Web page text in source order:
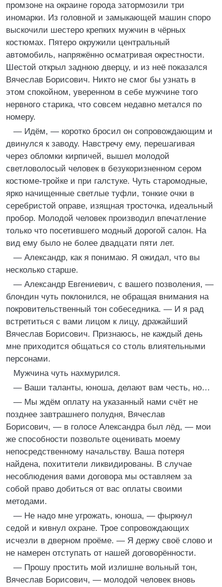
промзоне на окраине города затормозили три
иномарки. Из головной и замыкающей машин споро
выскочили шестеро крепких мужчин в чёрных
костюмах. Пятеро окружили центральный
автомобиль, напряжённо осматривая окрестности.
Шестой открыл заднюю дверцу, и из неё показался
Вячеслав Борисович. Никто не смог бы узнать в
этом спокойном, уверенном в себе мужчине того
нервного старика, что совсем недавно метался по
номеру.
— Идём, — коротко бросил он сопровождающим и
двинулся к заводу. Навстречу ему, перешагивая
через обломки кирпичей, вышел молодой
светловолосый человек в безукоризненном сером
костюме-тройке и при галстуке. Чуть старомодные,
ярко начищенные светлые туфли, тонкие очки в
серебристой оправе, изящная тросточка, идеальный
пробор. Молодой человек производил впечатление
только что посетившего модный дорогой салон. На
вид ему было не более двадцати пяти лет.
— Александр, как я понимаю. Я ожидал, что вы
несколько старше.
— Александр Евгениевич, с вашего позволения, —
блондин чуть поклонился, не обращая внимания на
покровительственный тон собеседника. — И я рад
встретиться с вами лицом к лицу, дражайший
Вячеслав Борисович. Признаюсь, не каждый день
мне приходится общаться со столь влиятельными
персонами.
Мужчина чуть нахмурился.
— Ваши таланты, юноша, делают вам честь, но…
— Мы ждём оплату на указанный нами счёт не
позднее завтрашнего полудня, Вячеслав
Борисович, — в голосе Александра был лёд, — мои
же способности позвольте оценивать моему
непосредственному начальству. Ваша потеря
найдена, похитители ликвидированы. В случае
несоблюдения вами договора мы оставляем за
собой право добиться от вас оплаты своими
методами.
— Не надо мне угрожать, юноша, — фыркнул
седой и кивнул охране. Трое сопровождающих
исчезли в дверном проёме. — Я держу своё слово и
не намерен отступать от нашей договорённости.
— Прошу простить мой излишне вольный тон,
Вячеслав Борисович, — молодой человек вновь